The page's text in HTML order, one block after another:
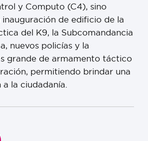
y Computo (C4), sino
de edificio de la
del K9, la Subcomandancia
nuevos policías y la
grande de armamento táctico
permitiendo brindar una
la ciudadanía.